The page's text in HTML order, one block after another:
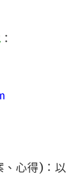
：
、心得)：以